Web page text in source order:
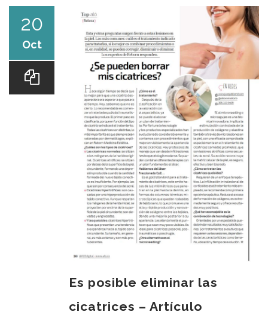
DR. JUAN PABLO R.
PROCEDIMIENTOS
20
Oct
Es posible eliminar las
cicatrices – Artículo